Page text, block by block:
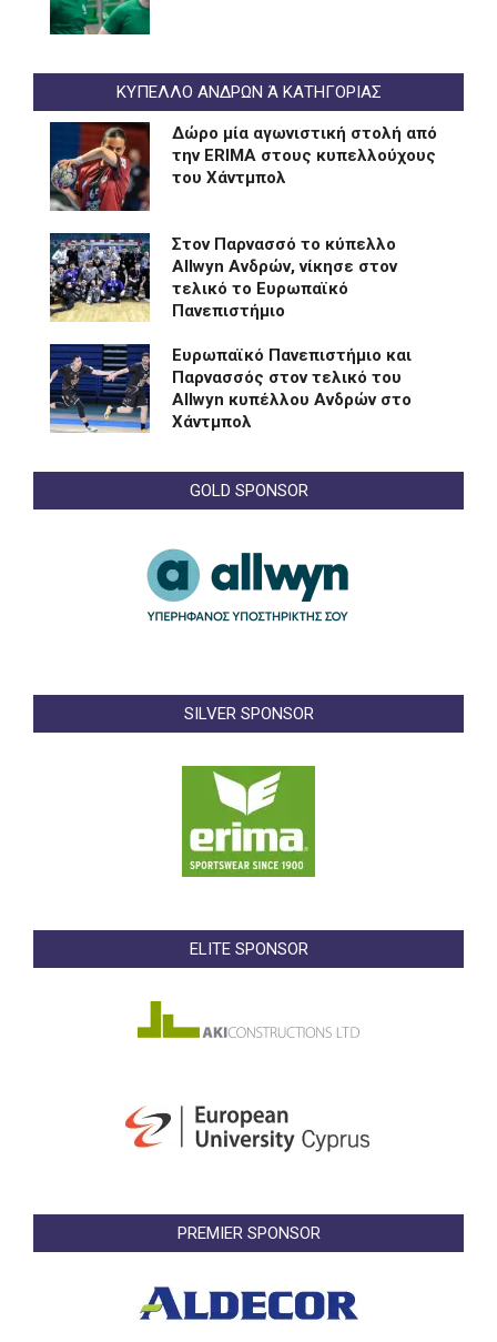
ΚΥΠΕΛΛΟ ΑΝΔΡΩΝ Ά ΚΑΤΗΓΟΡΙΑΣ
Δώρο μία αγωνιστική στολή από
την ERIMA στους κυπελλούχους
του Χάντμπολ
Στον Παρνασσό το κύπελλο
Allwyn Ανδρών, νίκησε στον
τελικό το Ευρωπαϊκό
Πανεπιστήμιο
Eυρωπαϊκό Πανεπιστήμιο και
Παρνασσός στον τελικό του
Allwyn κυπέλλου Ανδρών στο
Χάντμπολ
GOLD SPONSOR
SILVER SPONSOR
ELITE SPONSOR
PREMIER SPONSOR